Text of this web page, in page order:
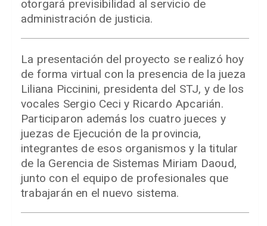
otorgará previsibilidad al servicio de
administración de justicia.
La presentación del proyecto se realizó hoy
de forma virtual con la presencia de la jueza
Liliana Piccinini, presidenta del STJ, y de los
vocales Sergio Ceci y Ricardo Apcarián.
Participaron además los cuatro jueces y
juezas de Ejecución de la provincia,
integrantes de esos organismos y la titular
de la Gerencia de Sistemas Miriam Daoud,
junto con el equipo de profesionales que
trabajarán en el nuevo sistema.